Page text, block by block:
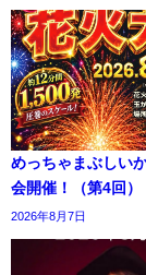
めっちゃまぶしい
会開催！（第4回）
2026年8月7日